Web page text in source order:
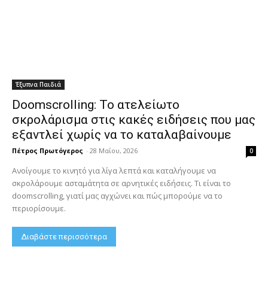
Έξυπνα Παιδιά
Doomscrolling: Το ατελείωτο
σκρολάρισμα στις κακές ειδήσεις που μας
εξαντλεί χωρίς να το καταλαβαίνουμε
Πέτρος Πρωτόγερος - 28 Μαΐου, 2026 0
Ανοίγουμε το κινητό για λίγα λεπτά και καταλήγουμε να
σκρολάρουμε ασταμάτητα σε αρνητικές ειδήσεις. Τι είναι το
doomscrolling, γιατί μας αγχώνει και πώς μπορούμε να το
περιορίσουμε.
Διαβάστε περισσότερα